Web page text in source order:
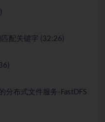
配关键字 (32:26)
分布式文件服务-FastDFS